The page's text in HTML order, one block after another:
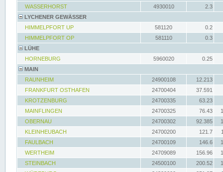
WASSERHORST
4930010
2.3
LYCHENER GEWÄSSER
HIMMELPFORT UP
581120
0.2
HIMMELPFORT OP
581110
0.3
LÜHE
HORNEBURG
5960020
0.25
MAIN
RAUNHEIM
24900108
12.213
FRANKFURT OSTHAFEN
24700404
37.591
KROTZENBURG
24700335
63.23
MAINFLINGEN
24700325 76.43
OBERNAU
24700302 92.385
KLEINHEUBACH
24700200 121.7
FAULBACH
24700109 146.6
WERTHEIM
24709089 156.96
STEINBACH
24500100 200.52